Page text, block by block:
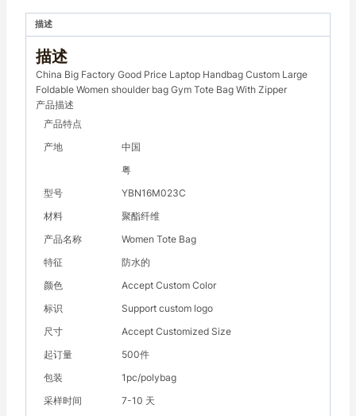
描述
描述
China Big Factory Good Price Laptop Handbag Custom Large
Foldable Women shoulder bag Gym Tote Bag With Zipper
产品描述
产品特点
产地
中国
粤
型号
YBN16M023C
材料
聚酯纤维
产品名称
Women Tote Bag
特征
防水的
颜色
Accept Custom Color
标识
Support custom logo
尺寸
Accept Customized Size
起订量
500件
包装
1pc/polybag
采样时间
7-10 天